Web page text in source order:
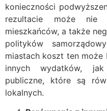
konieczności
rezultacie może
mieszkańców, a także
polityków
miastach koszt ten
innych wydatków,
publiczne, które są
lokalnych.